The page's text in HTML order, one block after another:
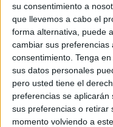
su consentimiento a
que llevemos a cabo el
forma alternativa, puede
cambiar sus
consentimiento. Tenga
sus datos personales
pero usted tiene el
preferencias se
sus preferencias o retirar
momento volviendo a
La troballa més
l'endemà a la
altre hort, els
plantes de
van arribar a
com ja havia fet a
l'encarregat de